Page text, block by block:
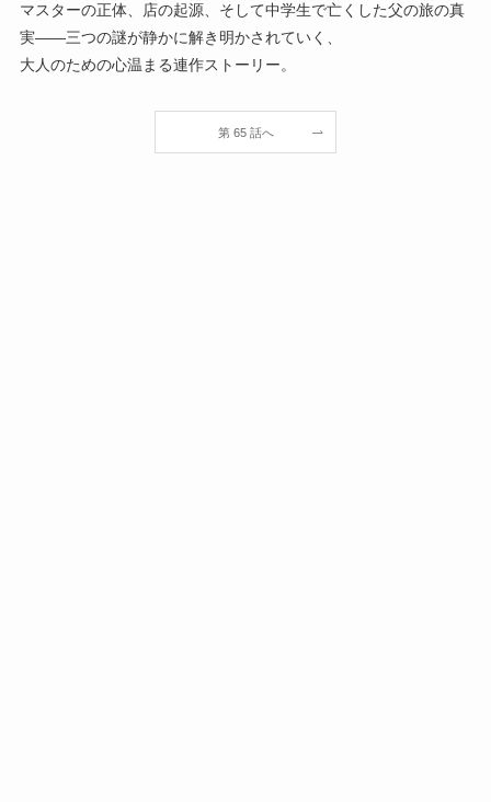
マスターの正体、店の起源、そして中学生で亡くした父の旅の真
実——三つの謎が静かに解き明かされていく、
大人のための心温まる連作ストーリー。
第 65 話へ